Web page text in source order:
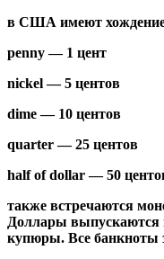
в США имеют
penny — 1 цент
nickel — 5 центов
dime — 10 центов
quarter — 25 центов
half of dollar — 50
также встречаются
Доллары выпускаются
купюры. Все банкноты